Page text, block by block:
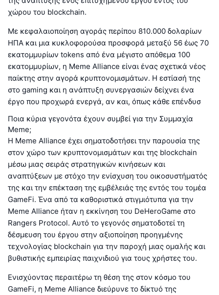
χώρου του blockchain.
Με κεφαλαιοποίηση αγοράς περίπου 810.000 δολαρίων
ΗΠΑ και μια κυκλοφορούσα προσφορά μεταξύ 56 έως 70
εκατομμυρίων tokens από ένα μέγιστο απόθεμα 100
εκατομμυρίων, η Meme Alliance είναι ένας σχετικά νέος
παίκτης στην αγορά κρυπτονομισμάτων. Η εστίασή της
στο gaming και η ανάπτυξη συνεργασιών δείχνει ένα
έργο που προχωρά ενεργά, αν και, όπως κάθε επένδυσ
Ποια κύρια γεγονότα έχουν συμβεί για την Συμμαχία
Meme;
Η Meme Alliance έχει σηματοδοτήσει την παρουσία της
στον χώρο των κρυπτονομισμάτων και της blockchain
μέσω μιας σειράς στρατηγικών κινήσεων και
αναπτύξεων με στόχο την ενίσχυση του οικοσυστήματός
της και την επέκταση της εμβέλειάς της εντός του τομέα
GameFi. Ένα από τα καθοριστικά στιγμιότυπα για την
Meme Alliance ήταν η εκκίνηση του DeHeroGame στο
Rangers Protocol. Αυτό το γεγονός σηματοδοτεί τη
δέσμευση του έργου στην αξιοποίηση προηγμένης
τεχνολογίας blockchain για την παροχή μιας ομαλής και
βυθιστικής εμπειρίας παιχνιδιού για τους χρήστες του.
Ενισχύοντας περαιτέρω τη θέση της στον κόσμο του
GameFi, η Meme Alliance διεύρυνε το δίκτυό της